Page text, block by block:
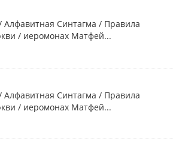
Синтагма / Правила
/ иеромонах Матфей...
Синтагма / Правила
/ иеромонах Матфей...